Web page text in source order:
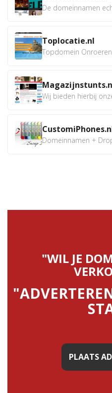
Toplocatie.nl
"WIL JE
PLAATS